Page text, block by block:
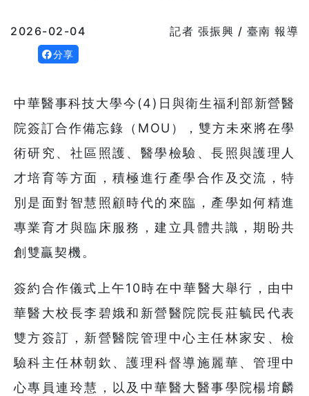
2026-02-04 記者 張振興 / 臺南 報導
分享
中華醫事科技大學今(4)日與衛生福利部新營醫
院簽訂合作備忘錄（MOU），雙方未來將在學
術研究、社區照護、醫學檢驗、長照與護理人
才培育等方面，積極進行產學合作及交流，特
別是面對智慧照顧時代的來臨，產學如何精進
專業育才與臨床服務，建立具體共識，期盼共
創雙贏契機。
簽約合作儀式上午10時在中華醫大舉行，由中
華醫大校長李碧娥和新營醫院院長莊毓民代表
雙方簽訂，新營醫院管理中心主任林家安、檢
驗科主任林朝欽、護理科督導施麗華、管理中
心專員連玲慧，以及中華醫大醫事學院楊堉麟